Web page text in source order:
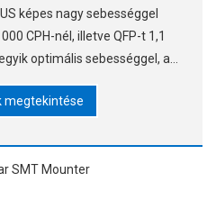
képes nagy sebességgel
CPH-nél, illetve QFP-t 1,1
optimális sebességgel, a
alkalmazva
megtekintése